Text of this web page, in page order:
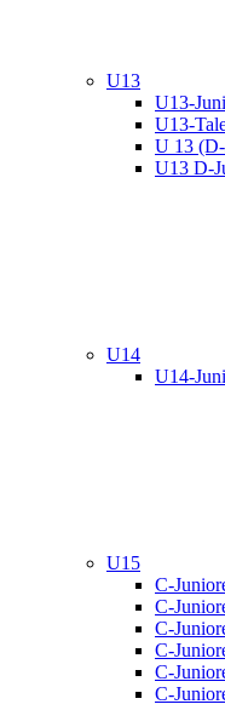
U13
U13-
U13-
U 13
U13 D-
U14
U14-
U15
C-
C-
C-
C-
C-
C-